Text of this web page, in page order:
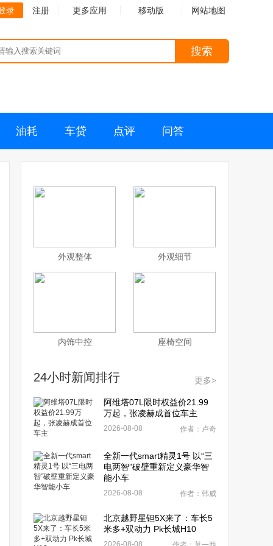
录 注册 更多应用 移动版 网站地图
搜索
油耗 车贷 点评 问答
外观整体 外观细节
内饰中控 座椅空间
24小时新闻排行 更多>
阿维塔07L限时权益价21.99
万起，张凌赫成首位车主
2026-08-08 作者：卢奇
全新一代smart精灵1号 以“三
电两智”破壁重新定义豪华智
能小车
2026-08-08 作者：韩威
北京越野星钽5X来了：车长5
米多+双动力 Pk长城H10
2026-08-08